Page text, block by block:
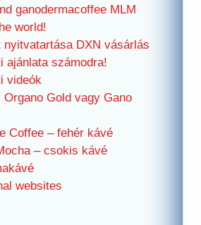
ganodermacoffee MLM
world!
nyitvatartása DXN vásárlás
ajánlata számodra!
videók
Organo Gold vagy Gano
Coffee – fehér kávé
– csokis kávé
websites